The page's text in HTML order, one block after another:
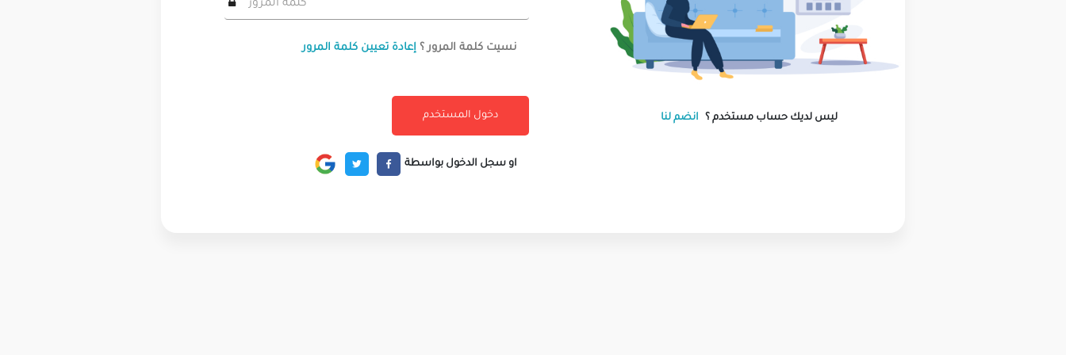
ليس لديك حساب مستخدم ؟ انضم لنا
نسيت كلمة المرور ؟ إعادة تعيين كلمة المرور
او سجل الدخول بواسطة